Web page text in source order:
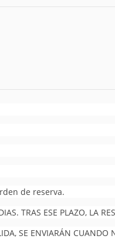
de reserva.
TRAS ESE PLAZO, LA
SE ENVIARÁN CUANDO